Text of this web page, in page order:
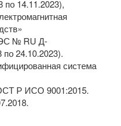
по 14.11.2023),
№ RU Д-
24.10.2023).
система
Р ИСО 9001:2015.